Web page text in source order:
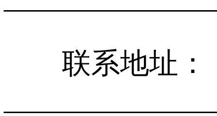
联系地址：